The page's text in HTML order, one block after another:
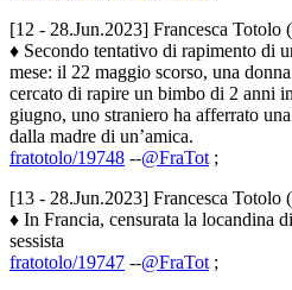
[12 - 28.Jun.2023] Francesca Totolo
♦ Secondo tentativo di rapimento di
mese: il 22 maggio scorso, una
cercato di rapire un bimbo di 2 anni
giugno, uno straniero ha afferrato
dalla madre di un’amica.
fratotolo/19748 --@FraTot ;
[13 - 28.Jun.2023] Francesca Totolo
♦ In Francia, censurata la locandina
sessista
fratotolo/19747 --@FraTot ;